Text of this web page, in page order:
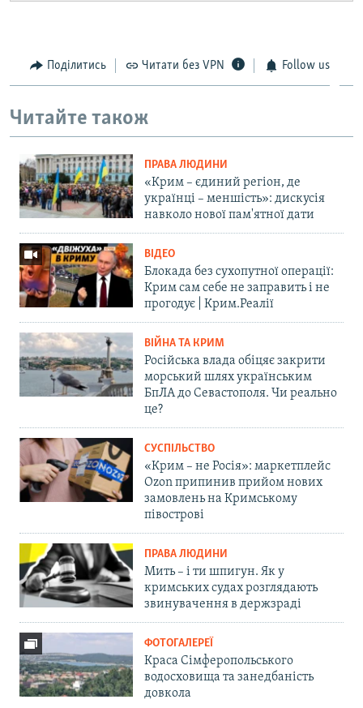
Поділитись Читати без VPN Follow us
Читайте також
ПРАВА ЛЮДИНИ
«Крим – єдиний регіон, де
українці – меншість»: дискусія
навколо нової пам'ятної дати
ВІДЕО
Блокада без сухопутної операції:
Крим сам себе не заправить і не
прогодує | Крим.Реалії
ВІЙНА ТА КРИМ
Російська влада обіцяє закрити
морський шлях українським
БпЛА до Севастополя. Чи реально
це?
СУСПІЛЬСТВО
«Крим – не Росія»: маркетплейс
Ozon припинив прийом нових
замовлень на Кримському
півострові
ПРАВА ЛЮДИНИ
Мить – і ти шпигун. Як у
кримських судах розглядають
звинувачення в держзраді
ФОТОГАЛЕРЕЇ
Краса Сімферопольського
водосховища та занедбаність
довкола